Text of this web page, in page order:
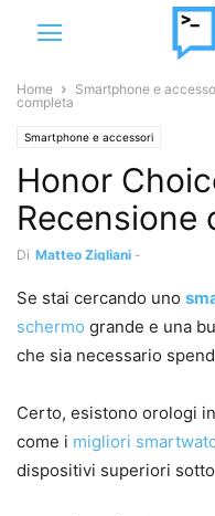
Home Smartphone e
completa
Smartphone e accessori
Honor
Recensione
Di Matteo Zigliani -
Se stai cercando uno
schermo grande e una
che sia necessario
Certo, esistono orologi
come i migliori
dispositivi superiori